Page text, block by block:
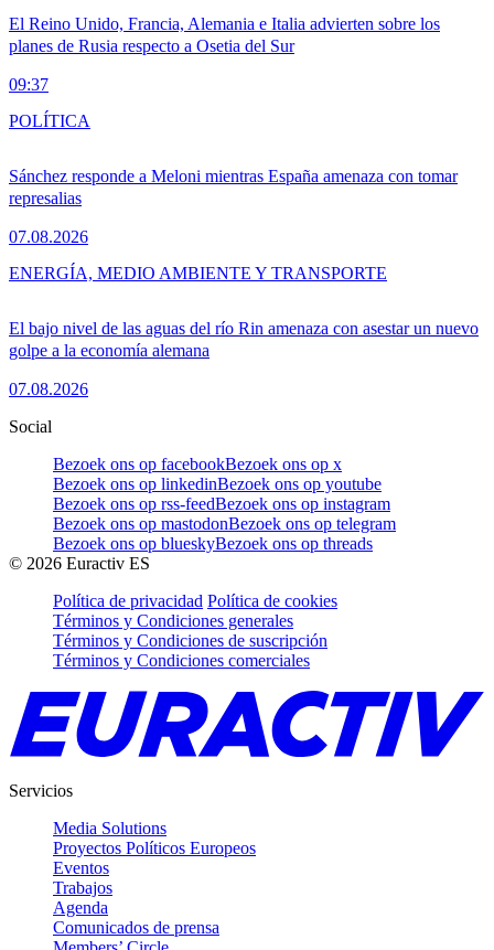
El Reino Unido, Francia, Alemania e Italia advierten sobre los
planes de Rusia respecto a Osetia del Sur
09:37
Sánchez responde a Meloni mientras España amenaza con tomar
represalias
07.08.2026
POLÍTICA
El bajo nivel de las aguas del río Rin amenaza con asestar un nuevo
golpe a la economía alemana
07.08.2026
ENERGÍA, MEDIO AMBIENTE Y TRANSPORTE
Social
Bezoek ons op facebookBezoek ons op x
Bezoek ons op linkedinBezoek ons op youtube
Bezoek ons op rss-feedBezoek ons op instagram
Bezoek ons op mastodonBezoek ons op telegram
Bezoek ons op blueskyBezoek ons op threads
© 2026 Euractiv ES
Política de privacidad Política de cookies
Términos y Condiciones generales
Términos y Condiciones de suscripción
Términos y Condiciones comerciales
Servicios
Media Solutions
Proyectos Políticos Europeos
Eventos
Trabajos
Agenda
Comunicados de prensa